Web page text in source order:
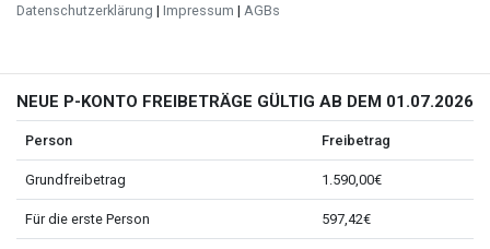
Datenschutzerklärung | Impressum | AGBs
NEUE P-KONTO FREIBETRÄGE GÜLTIG AB DEM 01.07.2026
Person Freibetrag
Grundfreibetrag 1.590,00€
Für die erste Person 597,42€